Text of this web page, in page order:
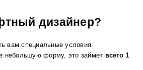
дизайнер?
вам специальные условия.
небольшую форму, это займет всего 1